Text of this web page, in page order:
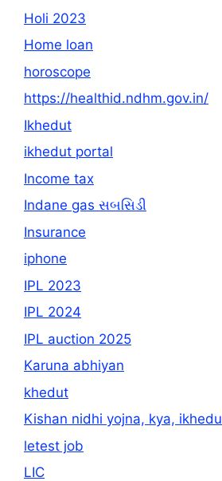
Holi 2023
Home loan
horoscope
https://healthid.ndhm.gov.in/
Ikhedut
ikhedut portal
Income tax
Indane gas સબસિડી
Insurance
iphone
IPL 2023
IPL 2024
IPL auction 2025
Karuna abhiyan
khedut
Kishan nidhi yojna, kya, ikhedu
letest job
LIC